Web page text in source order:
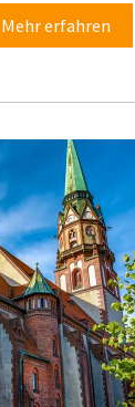
Mehr erfahren